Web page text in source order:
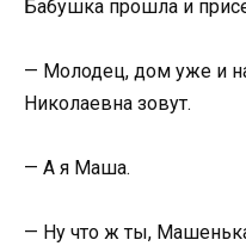
Бабушка прошла и
— Молодец, дом уже и
Николаевна зовут.
— А я Маша.
— Ну что ж ты,